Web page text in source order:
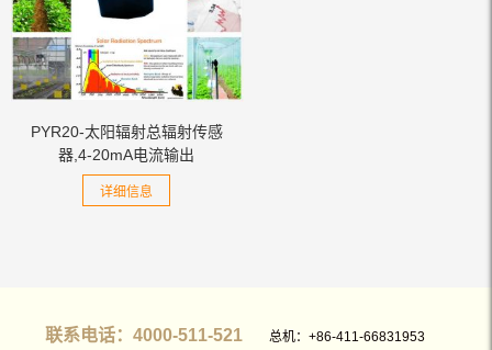
PYR20-太阳辐射总辐射传感
器,4-20mA电流输出
详细信息
联系电话：4000-511-521 总机：+86-411-66831953